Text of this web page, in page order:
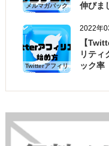
メルマガバック
ナンバー
伸びま
Twitterアフィリ
エイトの始め方
2022年
【
リティ
ック率